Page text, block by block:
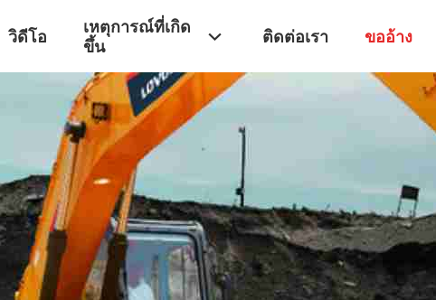
วิดีโอ
เหตุการณ์ที่เกิด
ขึ้น
ติดต่อเรา ขออ้าง